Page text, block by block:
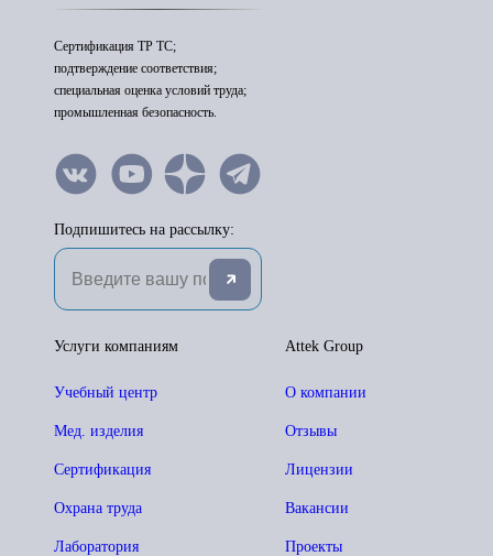
Сертификация ТР ТС;
подтверждение соответствия;
специальная оценка условий труда;
промышленная безопасность.
Подпишитесь на рассылку:
Attek Group
О компании
Отзывы
Лицензии
Вакансии
Проекты
Услуги компаниям
Учебный центр
Мед. изделия
Сертификация
Охрана труда
Лаборатория